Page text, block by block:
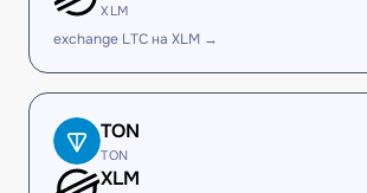
XLM
exchange LTC на XLM →
TON
TON
XLM